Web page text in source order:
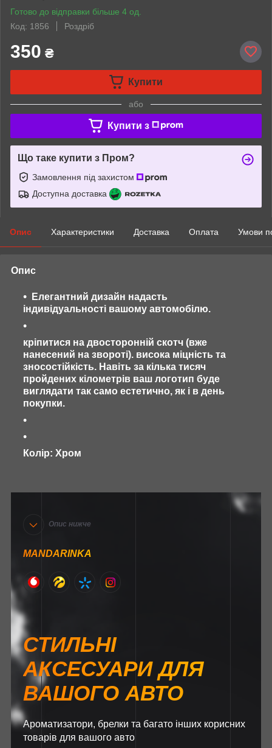
Готово до відправки більше 4 од.
Код: 1856
Роздріб
350 ₴
Купити
або
Купити з
Що таке купити з Пром?
Замовлення під захистом
Доступна доставка
Опис Характеристики Доставка Оплата Умови
Опис
Елегантний дизайн надасть
індивідуальності вашому автомобілю.
кріпитися на двосторонній скотч (вже
нанесений на звороті). висока міцність та
зносостійкість. Навіть за кілька тисяч
пройдених кілометрів ваш логотип буде
виглядати так само естетично, як і в день
покупки.
Колір: Хром
Опис нижче
MANDARINKA
СТИЛЬНІ
АКСЕСУАРИ ДЛЯ
ВАШОГО АВТО
Ароматизатори, брелки та багато інших корисних
товарів для вашого авто